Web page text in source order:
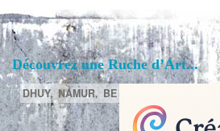
Découvrez une Ruche d’Art...
DHUY, NAMUR, BE